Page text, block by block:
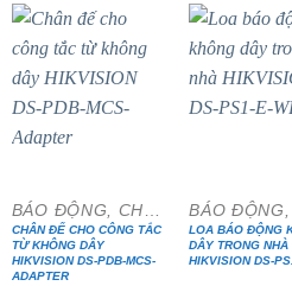
CHÂN ĐẾ CHO CÔNG TẮC
TỪ KHÔNG DÂY
HIKVISION DS-PDB-MCS-
ADAPTER
LOA BÁO ĐỘNG
DÂY TRONG NHÀ
HIKVISION DS-